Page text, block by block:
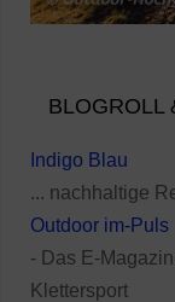
BLOGROLL
Indigo Blau
... nachhaltige
Outdoor im-Puls
- Das E-
Klettersport